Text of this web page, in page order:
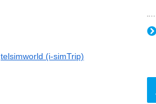
telsimworld (i-simTrip)